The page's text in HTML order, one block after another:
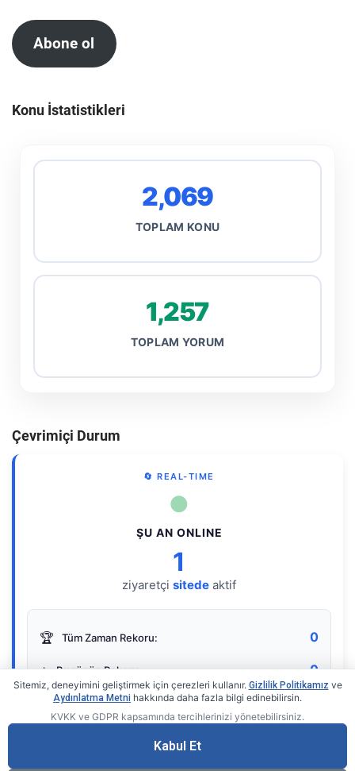
Abone ol
Konu İstatistikleri
2,069
TOPLAM KONU
1,257
TOPLAM YORUM
Çevrimiçi Durum
🔄 REAL-TIME
●
ŞU AN ONLINE
1
ziyaretçi sitede aktif
🏆 Tüm Zaman Rekoru: 0
⭐ Bugünün Rekoru: 0
Gerçek zamanlı sayaç
Sitemiz, deneyimini geliştirmek için çerezleri kullanır. Gizlilik Politikamız ve
Aydınlatma Metni hakkında daha fazla bilgi edinebilirsin.
KVKK ve GDPR kapsamında tercihlerinizi yönetebilirsiniz.
Kabul Et